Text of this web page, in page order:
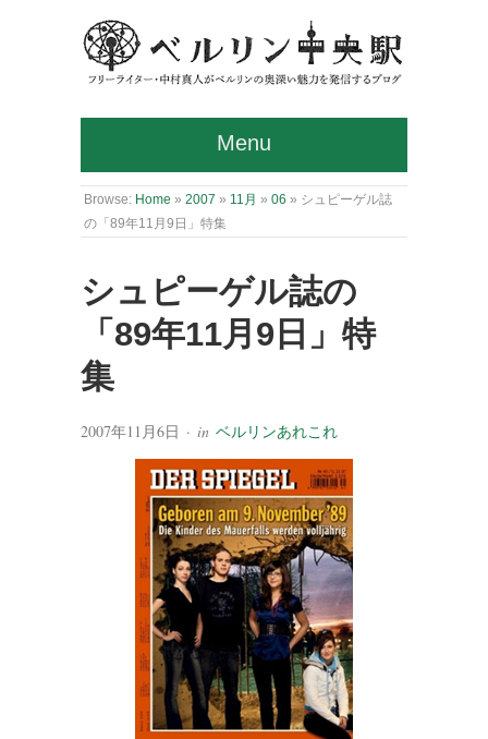
Menu
Browse: Home » 2007 » 11月 » 06 » シュピーゲル誌
の「89年11月9日」特集
シュピーゲル誌の
「89年11月9日」特
集
2007年11月6日 · in ベルリンあれこれ